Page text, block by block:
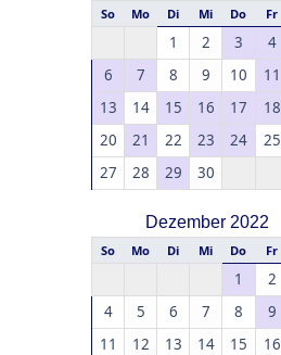
So Mo Di Mi Do Fr
1 2 3 4
6
7 8 9 10 11
13
14 15 16 17 18
20
21 22 23 24 25
27
28 29 30
Dezember 2022
So Mo Di Mi Do Fr
1 2
4
5 6 7 8 9
11
12 13 14 15 16